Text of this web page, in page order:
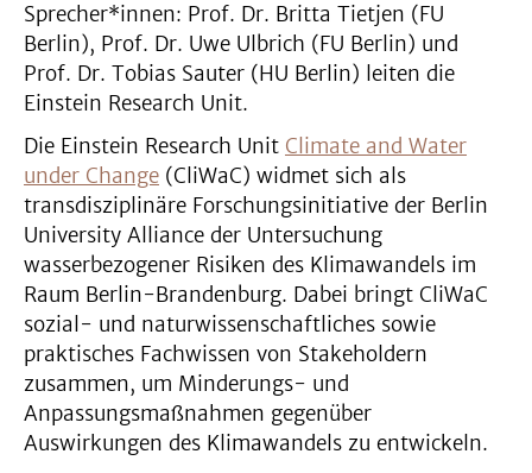
Sprecher*innen: Prof. Dr. Britta Tietjen (FU
Berlin), Prof. Dr. Uwe Ulbrich (FU Berlin) und
Prof. Dr. Tobias Sauter (HU Berlin) leiten die
Einstein Research Unit.
Die Einstein Research Unit Climate and Water
under Change (CliWaC) widmet sich als
transdisziplinäre Forschungsinitiative der Berlin
University Alliance der Untersuchung
wasserbezogener Risiken des Klimawandels im
Raum Berlin-Brandenburg. Dabei bringt CliWaC
sozial- und naturwissenschaftliches sowie
praktisches Fachwissen von Stakeholdern
zusammen, um Minderungs- und
Anpassungsmaßnahmen gegenüber
Auswirkungen des Klimawandels zu entwickeln.